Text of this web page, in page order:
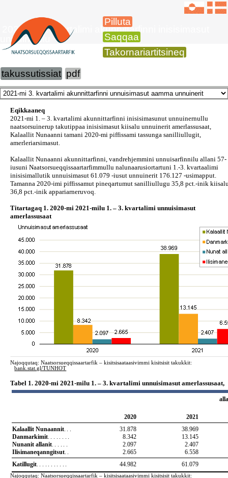
Pilluta
Saqqaa
Takornariartitsineq
2021-mi 3. kvartalimi akunnittarfinni inisisimasut
unnuinerillu
takussutissiat pdf